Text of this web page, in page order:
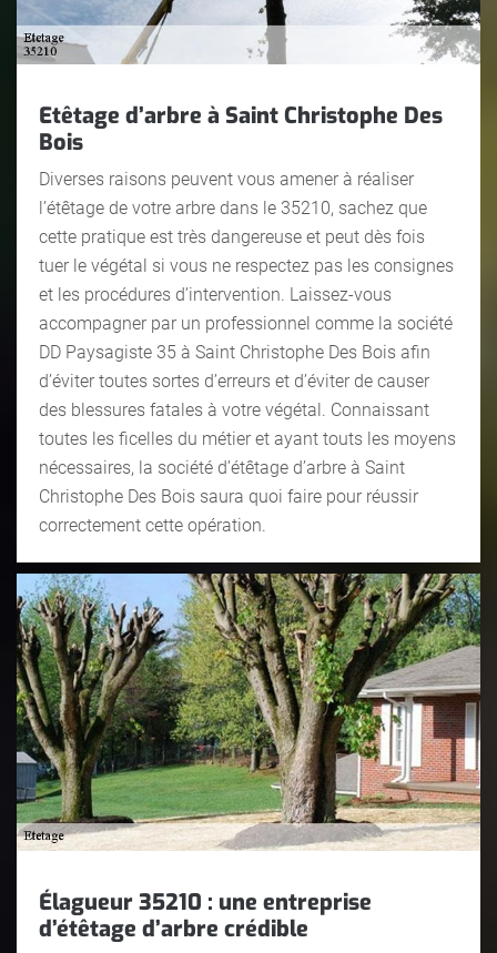
Etêtage d’arbre à Saint Christophe Des
Bois
Diverses raisons peuvent vous amener à réaliser
l’étêtage de votre arbre dans le 35210, sachez que
cette pratique est très dangereuse et peut dès fois
tuer le végétal si vous ne respectez pas les consignes
et les procédures d’intervention. Laissez-vous
accompagner par un professionnel comme la société
DD Paysagiste 35 à Saint Christophe Des Bois afin
d’éviter toutes sortes d’erreurs et d’éviter de causer
des blessures fatales à votre végétal. Connaissant
toutes les ficelles du métier et ayant touts les moyens
nécessaires, la société d’étêtage d’arbre à Saint
Christophe Des Bois saura quoi faire pour réussir
correctement cette opération.
Élagueur 35210 : une entreprise
d’étêtage d’arbre crédible